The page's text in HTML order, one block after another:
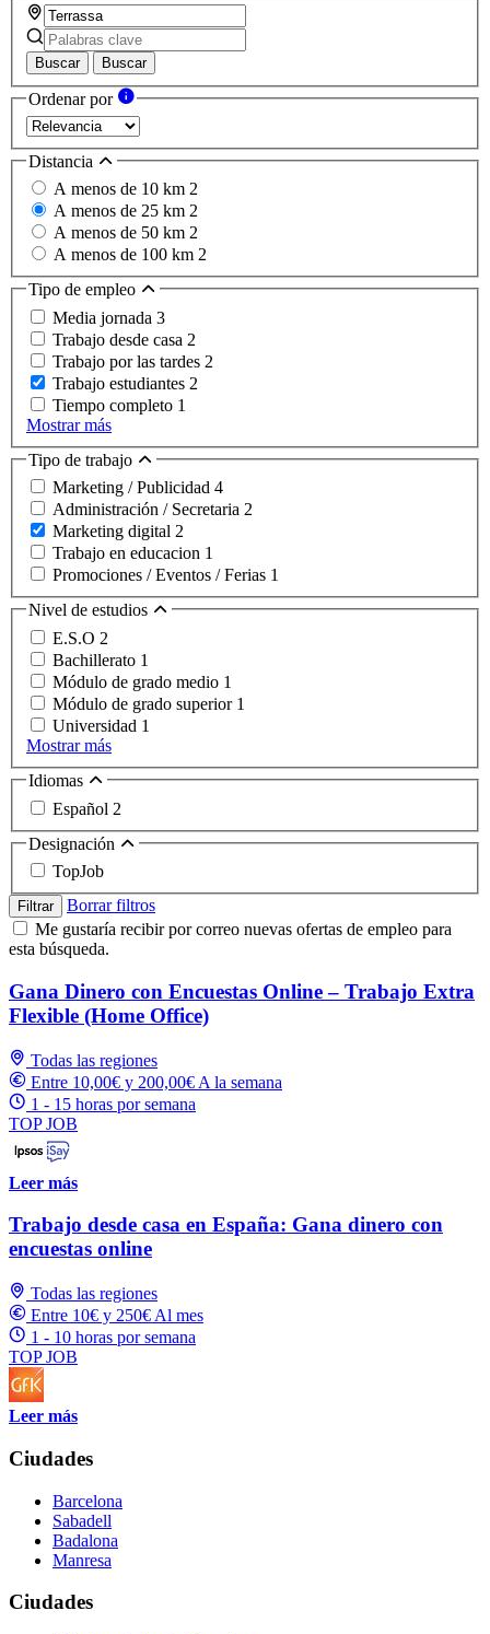
Buscar Buscar
Ordenar por
Distancia
A menos de 10 km 2
A menos de 25 km 2
A menos de 50 km 2
A menos de 100 km 2
Tipo de empleo
Media jornada 3
Trabajo desde casa 2
Trabajo por las tardes 2
Trabajo estudiantes 2
Tiempo completo 1
Mostrar más
Tipo de trabajo
Marketing / Publicidad 4
Administración / Secretaria 2
Marketing digital 2
Trabajo en educacion 1
Promociones / Eventos / Ferias 1
Nivel de estudios
E.S.O 2
Bachillerato 1
Módulo de grado medio 1
Módulo de grado superior 1
Universidad 1
Mostrar más
Idiomas
Español 2
Designación
TopJob
Filtrar
Borrar filtros
Me gustaría recibir por correo nuevas ofertas de empleo para
esta búsqueda.
Gana Dinero con Encuestas Online – Trabajo Extra
Flexible (Home Office)
Todas las regiones
Entre 10,00€ y 200,00€ A la semana
1 - 15 horas por semana
TOP JOB
Leer más
Trabajo desde casa en España: Gana dinero con
encuestas online
Todas las regiones
Entre 10€ y 250€ Al mes
1 - 10 horas por semana
TOP JOB
Leer más
Ciudades
Barcelona
Sabadell
Badalona
Manresa
Ciudades